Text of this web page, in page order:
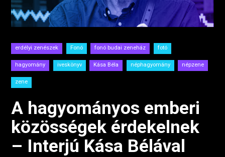
erdélyi zenészek Fonó fonó budai zeneház fotó
hagyomány iveskönyv Kása Béla néphagyomány népzene
zene
A hagyományos emberi
közösségek érdekelnek
– Interjú Kása Bélával